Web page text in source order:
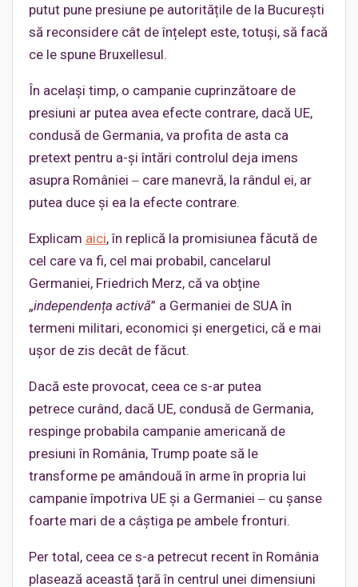
putut pune presiune pe autoritățile de la București
să reconsidere cât de înțelept este, totuși, să facă
ce le spune Bruxellesul.
În același timp, o campanie cuprinzătoare de
presiuni ar putea avea efecte contrare, dacă UE,
condusă de Germania, va profita de asta ca
pretext pentru a-și întări controlul deja imens
asupra României ‒ care manevră, la rândul ei, ar
putea duce și ea la efecte contrare.
Explicam aici, în replică la promisiunea făcută de
cel care va fi, cel mai probabil, cancelarul
Germaniei, Friedrich Merz, că va obține
„independența activă” a Germaniei de SUA în
termeni militari, economici și energetici, că e mai
ușor de zis decât de făcut.
Dacă este provocat, ceea ce s-ar putea
petrece curând, dacă UE, condusă de Germania,
respinge probabila campanie americană de
presiuni în România, Trump poate să le
transforme pe amândouă în arme în propria lui
campanie împotriva UE și a Germaniei ‒ cu șanse
foarte mari de a câștiga pe ambele fronturi.
Per total, ceea ce s-a petrecut recent în România
plasează această țară în centrul unei dimensiuni